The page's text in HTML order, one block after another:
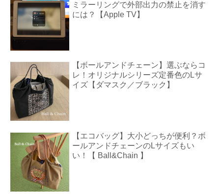
ミラーリングで外部出力の禁止を消す
には？【Apple TV】
【ボールアンドチェーン】選ぶならコ
レ！オリジナルシリーズ定番色のLサ
イズ【ダマスク／ブラック】
【エコバッグ】大小どっちが便利？ボ
ールアンドチェーンのLサイズもい
い！【 Ball&Chain 】